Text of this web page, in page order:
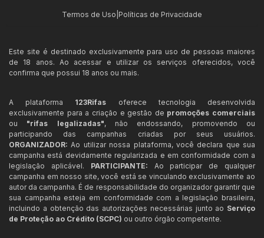
Termos de Uso Políticas de Privacidade
Este site é destinado exclusivamente para uso de pessoas maiores
de 18 anos. Ao acessar e utilizar os serviços oferecidos, você
confirma que possui 18 anos ou mais.
A plataforma 123Rifas oferece tecnologia desenvolvida
exclusivamente para a criação e gestão de promoções comerciais
ou "rifas legalizadas", não endossando, promovendo ou
participando das campanhas criadas por seus usuários.
ORGANIZADOR: Ao utilizar nossa plataforma, você declara que sua
campanha está devidamente regularizada e em conformidade com a
legislação aplicável. PARTICIPANTE: Ao participar de qualquer
campanha em nosso site, você está se vinculando exclusivamente ao
autor da campanha. É de responsabilidade do organizador garantir que
sua campanha esteja em conformidade com a legislação brasileira,
incluindo a obtenção das autorizações necessárias junto ao Serviço
de Proteção ao Crédito (SCPC) ou outro órgão competente.